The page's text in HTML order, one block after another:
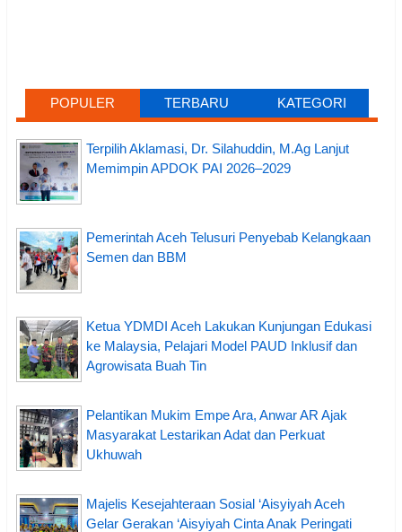
POPULER TERBARU KATEGORI
Terpilih Aklamasi, Dr. Silahuddin, M.Ag Lanjut
Memimpin APDOK PAI 2026–2029
Pemerintah Aceh Telusuri Penyebab Kelangkaan
Semen dan BBM
Ketua YDMDI Aceh Lakukan Kunjungan Edukasi
ke Malaysia, Pelajari Model PAUD Inklusif dan
Agrowisata Buah Tin
Pelantikan Mukim Empe Ara, Anwar AR Ajak
Masyarakat Lestarikan Adat dan Perkuat
Ukhuwah
Majelis Kesejahteraan Sosial ‘Aisyiyah Aceh
Gelar Gerakan ‘Aisyiyah Cinta Anak Peringati